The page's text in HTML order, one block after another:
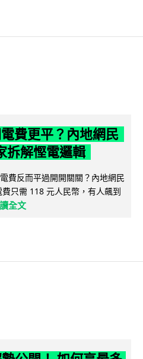
費更平？內地網民
拆解慳電邏輯
費反而平過開開關關？內地網民
只需 118 元人民幣，有人飆到
全文